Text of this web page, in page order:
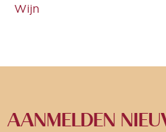
Wijn
AANMELDEN